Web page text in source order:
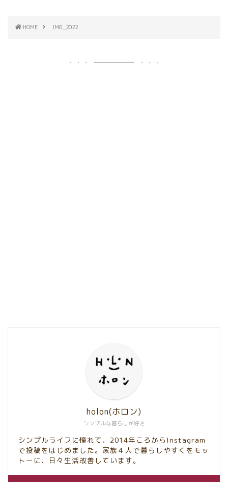
HOME IMG_2022
シンプルな暮らしが好き
holon(ホロン)
シンプルライフに憧れて、2014年ころからInstagram
で投稿をはじめました。家族４人で暮らしやすくをモッ
トーに、日々生活改善しています。